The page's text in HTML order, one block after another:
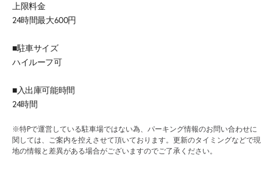
上限料金
24時間最大600円
■駐車サイズ
ハイルーフ可
■入出庫可能時間
24時間
※特Pで運営している駐車場ではない為、パーキング情報のお問い合わせに
関しては、ご案内を控えさせて頂いております。更新のタイミングなどで現
地の情報と差異がある場合がございますのでご了承ください。